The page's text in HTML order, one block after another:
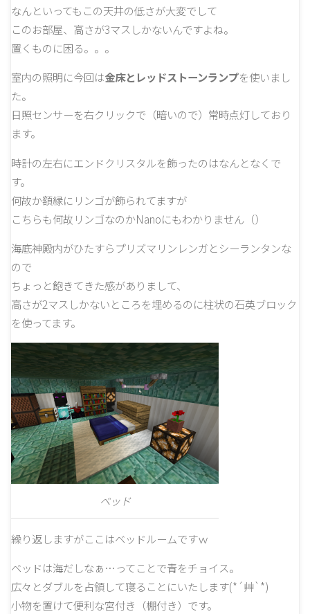
なんといってもこの天井の低さが大変でして
このお部屋、高さが3マスしかないんですよね。
置くものに困る。。。
室内の照明に今回は金床とレッドストーンランプを使いまし
た。
日照センサーを右クリックで（暗いので）常時点灯しており
ます。
時計の左右にエンドクリスタルを飾ったのはなんとなくで
す。
何故か額縁にリンゴが飾られてますが
こちらも何故リンゴなのかNanoにもわかりません（）
海底神殿内がひたすらプリズマリンレンガとシーランタンな
ので
ちょっと飽きてきた感がありまして、
高さが2マスしかないところを埋めるのに柱状の石英ブロック
を使ってます。
ベッド
繰り返しますがここはベッドルームですｗ
ベッドは海だしなぁ…ってことで青をチョイス。
広々とダブルを占領して寝ることにいたします(*´艸`*)
小物を置けて便利な宮付き（棚付き）です。